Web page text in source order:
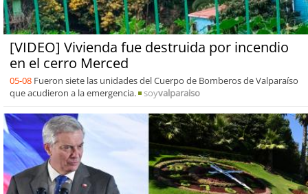
[VIDEO] Vivienda fue destruida por incendio
en el cerro Merced
05-08 Fueron siete las unidades del Cuerpo de Bomberos de Valparaíso
que acudieron a la emergencia.
soyvalparaiso